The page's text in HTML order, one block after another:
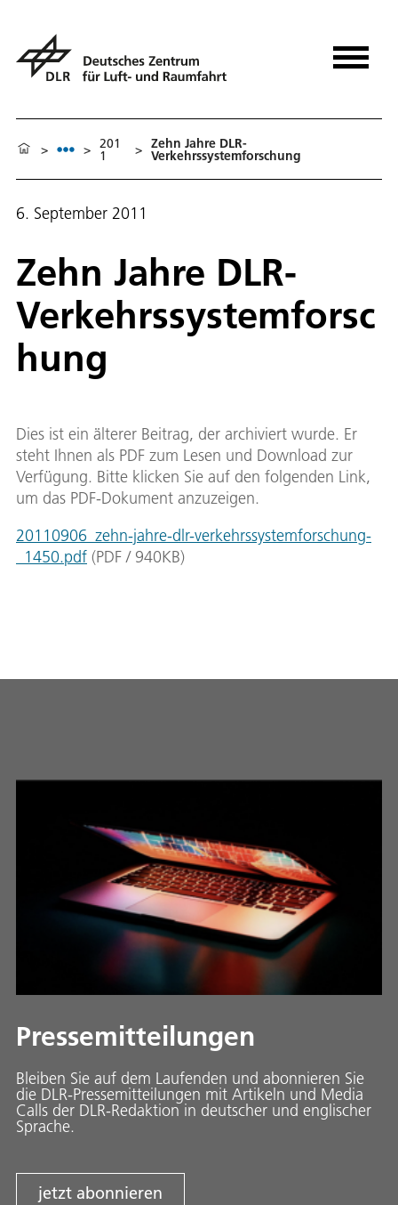
> > 201
1 > Zehn Jahre DLR-
Verkehrssystemforschung
6. September 2011
Zehn Jahre DLR-
Verkehrssystemforsc
hung
Dies ist ein älterer Beitrag, der archiviert wurde. Er
steht Ihnen als PDF zum Lesen und Download zur
Verfügung. Bitte klicken Sie auf den folgenden Link,
um das PDF-Dokument anzuzeigen.
20110906_zehn-jahre-dlr-verkehrssystemforschung-
_1450.pdf (PDF / 940KB)
Pressemitteilungen
Bleiben Sie auf dem Laufenden und abonnieren Sie
die DLR-Pressemitteilungen mit Artikeln und Media
Calls der DLR-Redaktion in deutscher und englischer
Sprache.
jetzt abonnieren